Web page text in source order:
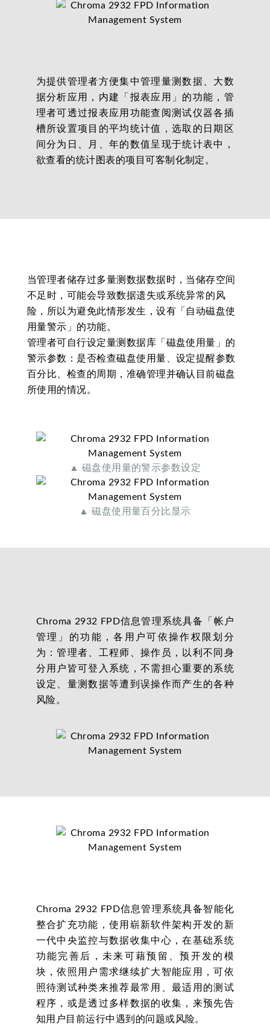
为提供管理者方便集中管理量测数据、大数
据分析应用，内建「报表应用」的功能，管
理者可透过报表应用功能查阅测试仪器各插
槽所设置项目的平均统计值，选取的日期区
间分为日、月、年的数值呈现于统计表中，
欲查看的统计图表的项目可客制化制定。
当管理者储存过多量测数据数据时，当储存空间
不足时，可能会导致数据遗失或系统异常的风
险，所以为避免此情形发生，设有「自动磁盘使
用量警示」的功能。
管理者可自行设定量测数据库「磁盘使用量」的
警示参数：是否检查磁盘使用量、设定提醒参数
百分比、检查的周期，准确管理并确认目前磁盘
所使用的情况。
▲ 磁盘使用量的警示参数设定
▲ 磁盘使用量百分比显示
Chroma 2932 FPD信息管理系统具备「帐户
管理」的功能，各用户可依操作权限划分
为：管理者、工程师、操作员，以利不同身
分用户皆可登入系统，不需担心重要的系统
设定、量测数据等遭到误操作而产生的各种
风险。
Chroma 2932 FPD信息管理系统具备智能化
整合扩充功能，使用崭新软件架构开发的新
一代中央监控与数据收集中心，在基础系统
功能完善后，未来可藉预留、预开发的模
块，依照用户需求继续扩大智能应用，可依
照待测试种类来推荐最常用、最适用的测试
程序，或是透过多样数据的收集，来预先告
知用户目前运行中遇到的问题或风险。